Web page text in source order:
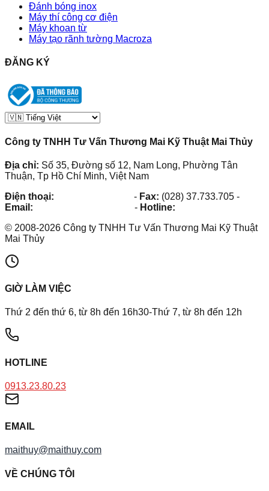
Đánh bóng inox
Máy thí công cơ điện
Máy khoan từ
Máy tạo rãnh tường Macroza
ĐĂNG KÝ
Công ty TNHH Tư Vấn Thương Mai Kỹ Thuật Mai Thủy
Địa chỉ: Số 35, Đường số 12, Nam Long, Phường Tân
Thuận, Tp Hồ Chí Minh, Việt Nam
Điện thoại:
- Fax: (028) 37.733.705 -
Email:
- Hotline:
© 2008-2026 Công ty TNHH Tư Vấn Thương Mai Kỹ Thuật
Mai Thủy
GIỜ LÀM VIỆC
Thứ 2 đến thứ 6, từ 8h đến 16h30-Thứ 7, từ 8h đến 12h
HOTLINE
0913.23.80.23
EMAIL
maithuy@maithuy.com
VỀ CHÚNG TÔI